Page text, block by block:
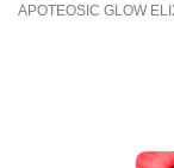
APOTEOSIC GLOW